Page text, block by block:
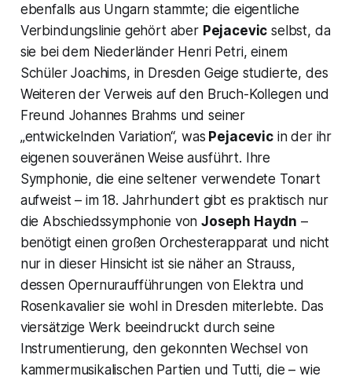
ebenfalls aus Ungarn stammte; die eigentliche
Verbindungslinie gehört aber Pejacevic selbst, da
sie bei dem Niederländer Henri Petri, einem
Schüler Joachims, in Dresden Geige studierte, des
Weiteren der Verweis auf den Bruch-Kollegen und
Freund Johannes Brahms und seiner
„entwickelnden Variation“, was Pejacevicin der ihr
eigenen souveränen Weise ausführt. Ihre
Symphonie, die eine seltener verwendete Tonart
aufweist – im 18. Jahrhundert gibt es praktisch nur
die Abschiedssymphonie vonJoseph Haydn –
benötigt einen großen Orchesterapparat und nicht
nur in dieser Hinsicht ist sie näher an Strauss,
dessen Opernuraufführungen von Elektra und
Rosenkavaliersie wohl in Dresden miterlebte. Das
viersätzige Werk beeindruckt durch seine
Instrumentierung, den gekonnten Wechsel von
kammermusikalischen Partien und Tutti, die – wie